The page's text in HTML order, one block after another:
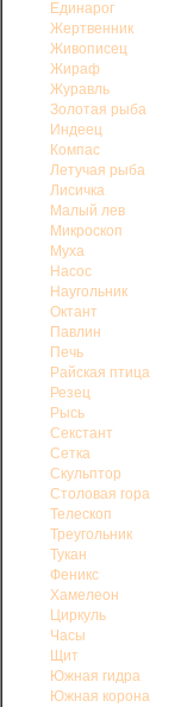
Единарог
Жертвенник
Живописец
Жираф
Журавль
Золотая рыба
Индеец
Компас
Летучая рыба
Лисичка
Малый лев
Микроскоп
Муха
Насос
Наугольник
Октант
Павлин
Печь
Райская птица
Резец
Рысь
Секстант
Сетка
Скульптор
Столовая гора
Телескоп
Треугольник
Тукан
Феникс
Хамелеон
Циркуль
Часы
Щит
Южная гидра
Южная корона